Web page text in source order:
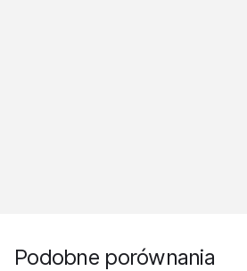
Podobne porównania